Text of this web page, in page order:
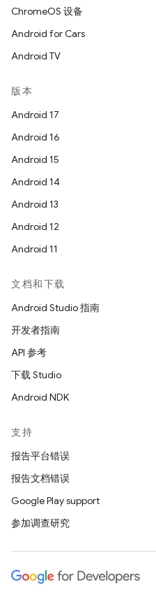
ChromeOS 设备
Android for Cars
Android TV
版本
Android 17
Android 16
Android 15
Android 14
Android 13
Android 12
Android 11
文档和下载
Android Studio 指南
开发者指南
API 参考
下载 Studio
Android NDK
支持
报告平台错误
报告文档错误
Google Play support
参加调查研究